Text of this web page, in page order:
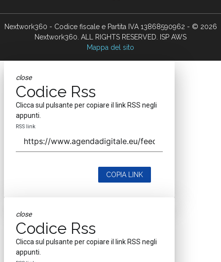
Nextwork360 - Codice fiscale e Partita IVA 13868590962 - © 2026
Nextwork360. ALL RIGHTS RESERVED. ISP AWS
Mappa del sito
close
Codice Rss
Clicca sul pulsante per copiare il link RSS negli
appunti.
RSS link
COPIA LINK
close
Codice Rss
Clicca sul pulsante per copiare il link RSS negli
appunti.